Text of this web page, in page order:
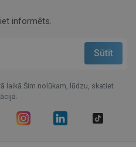
informēts.
laikā.Šim nolūkam, lūdzu, skatiet